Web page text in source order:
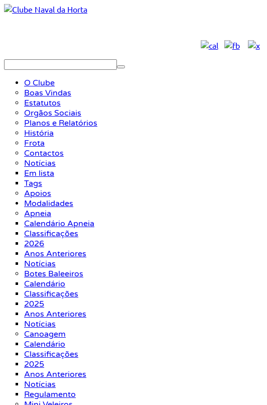
O Clube
Boas Vindas
Estatutos
Orgãos Sociais
Planos e Relatórios
História
Frota
Contactos
Notícias
Em lista
Tags
Apoios
Modalidades
Apneia
Calendário Apneia
Classificações
2026
Anos Anteriores
Notícias
Botes Baleeiros
Calendário
Classificações
2025
Anos Anteriores
Notícias
Canoagem
Calendário
Classificações
2025
Anos Anteriores
Notícias
Regulamento